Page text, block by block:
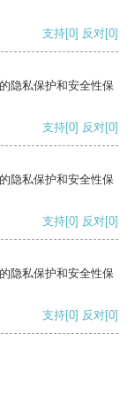
支持[0] 反对[0]
隐私保护和安全性保
支持[0] 反对[0]
隐私保护和安全性保
支持[0] 反对[0]
隐私保护和安全性保
支持[0] 反对[0]